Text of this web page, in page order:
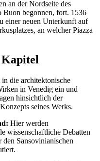
an der Nordseite des
Buon begonnen, fort. 1536
einer neuen Unterkunft auf
an welcher Piazza
Kapitel
die architektonische
in Venedig ein und
hinsichtlich der
seines Werks.
Hier werden
wissenschaftliche Debatten
Sansovinianischen